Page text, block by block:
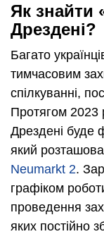
Як знайти
Дрездені?
Багато
тимчасовим
спілкуванні,
Протягом 2023
Дрездені буде
який
Neumarkt 2.
графіком
проведення
яких постійно